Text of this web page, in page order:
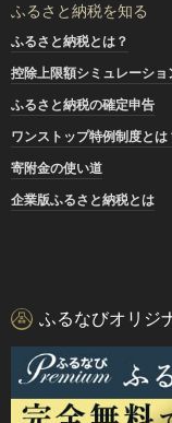
ふるさと納税を知る
ふるさと納税とは？
控除上限額シミュレーショ
ふるさと納税の確定申告
ワンストップ特例制度とは
寄附金の使い道
企業版ふるさと納税とは
ふるなびオリジ